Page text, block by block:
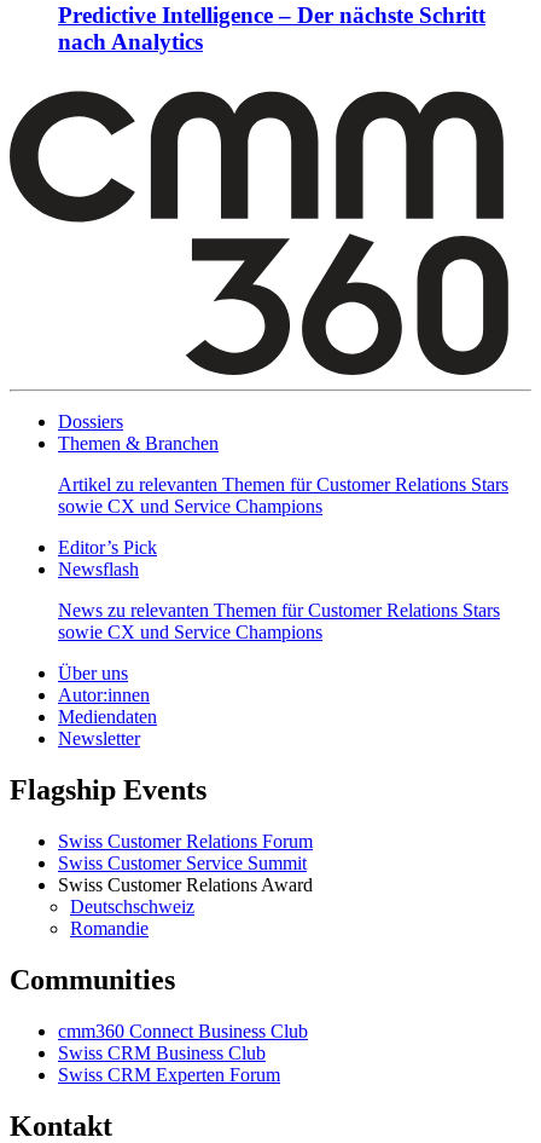
Predictive Intelligence – Der nächste Schritt
nach Analytics
Dossiers
Themen & Branchen
Artikel zu relevanten Themen für Customer Relations Stars
sowie CX und Service Champions
Editor’s Pick
Newsflash
News zu relevanten Themen für Customer Relations Stars
sowie CX und Service Champions
Über uns
Autor:innen
Mediendaten
Newsletter
Flagship Events
Swiss Customer Relations Forum
Swiss Customer Service Summit
Swiss Customer Relations Award
Deutschschweiz
Romandie
Communities
cmm360 Connect Business Club
Swiss CRM Business Club
Swiss CRM Experten Forum
Kontakt